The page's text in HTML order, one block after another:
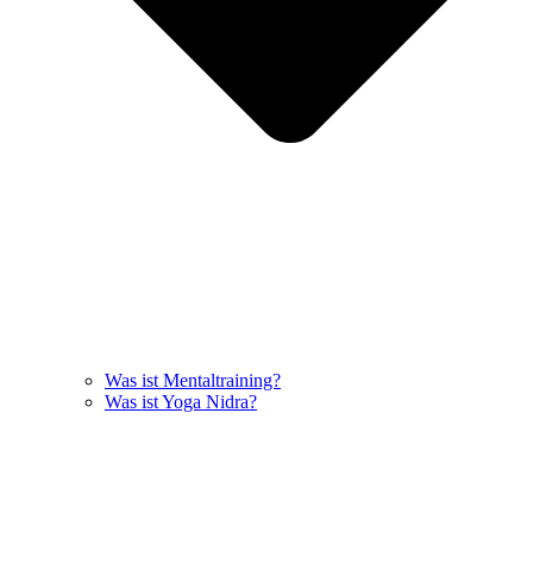
Was ist Mentaltraining?
Was ist Yoga Nidra?